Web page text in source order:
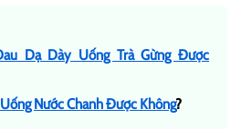
Dạ Dày Uống Trà Gừng Được
Nước Chanh Được Không?